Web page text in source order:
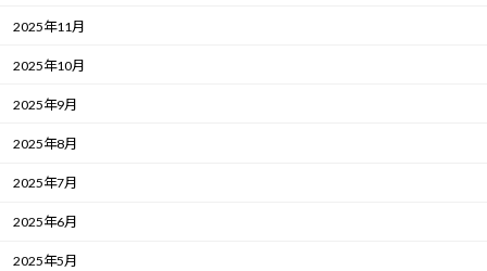
2025年11月
2025年10月
2025年9月
2025年8月
2025年7月
2025年6月
2025年5月